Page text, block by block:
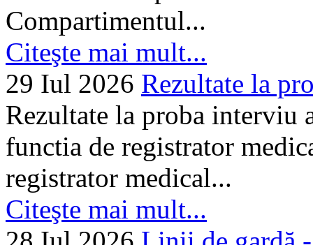
Compartimentul...
Citeşte mai mult...
29 Iul 2026 Rezultate la
Rezultate la proba interviu
functia de registrator
registrator medical...
Citeşte mai mult...